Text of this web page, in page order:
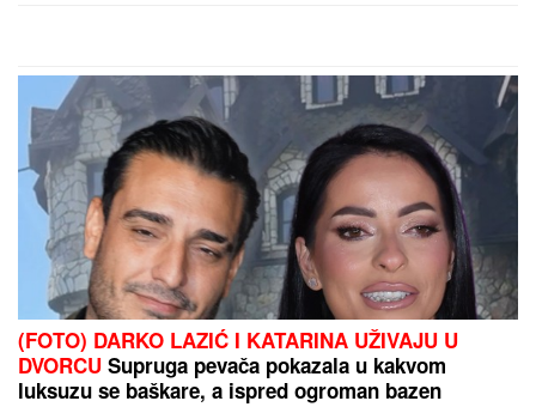
(FOTO) DARKO LAZIĆ I KATARINA UŽIVAJU U
DVORCU Supruga pevača pokazala u kakvom
luksuzu se baškare, a ispred ogroman bazen